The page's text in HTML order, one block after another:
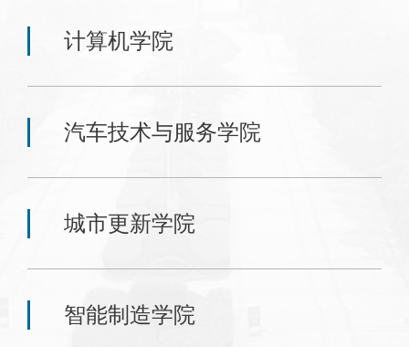
计算机学院
汽车技术与服务学院
城市更新学院
智能制造学院